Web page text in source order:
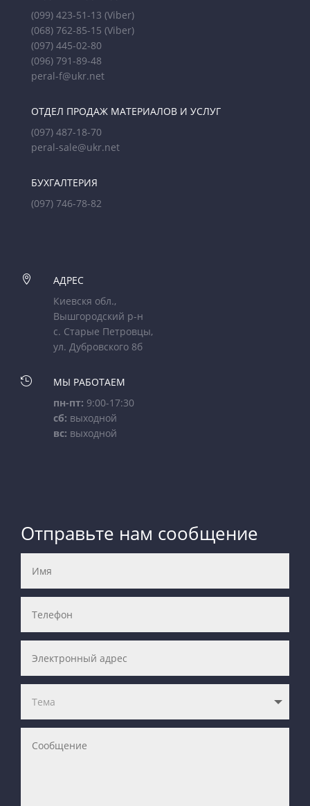
(099) 423-51-13 (Viber)
(068) 762-85-15 (Viber)
(097) 445-02-80
(096) 791-89-48
peral-f@ukr.net
ОТДЕЛ ПРОДАЖ МАТЕРИАЛОВ И УСЛУГ
(097) 487-18-70
peral-sale@ukr.net
БУХГАЛТЕРИЯ
(097) 746-78-82

АДРЕС
Киевскя обл.,
Вышгородский р-н
с. Старые Петровцы,
ул. Дубровского 8б

МЫ РАБОТАЕМ
пн-пт: 9:00-17:30
сб: выходной
вс: выходной
Отправьте нам сообщение